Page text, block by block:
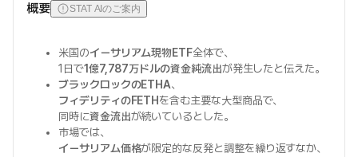
概要 STAT AIのご案内
米国のイーサリアム現物ETF全体で、
1日で1億7,787万ドルの資金純流出が発生したと伝えた。
ブラックロックのETHA、
フィデリティのFETHを含む主要な大型商品で、
同時に資金流出が続いているとした。
市場では、
イーサリアム価格が限定的な反発と調整を繰り返すなか、